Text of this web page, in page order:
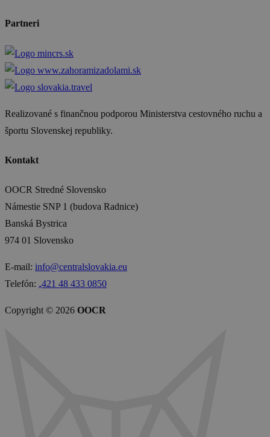
Partneri
Realizované s finančnou podporou Ministerstva cestovného ruchu a
športu Slovenskej republiky.
Kontakt
OOCR Stredné Slovensko
Námestie SNP 1 (budova Radnice)
Banská Bystrica
974 01 Slovensko
E-mail: info@centralslovakia.eu
Telefón: ₊421 48 433 0850
Copyright © 2026 OOCR